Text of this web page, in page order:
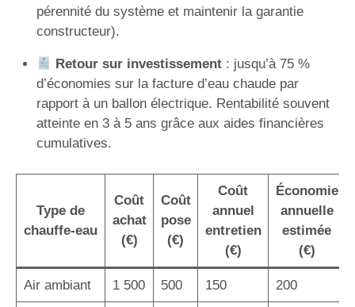
pérennité du système et maintenir la garantie
constructeur).
Retour sur investissement: jusqu’à 75 %
d’économies sur la facture d’eau chaude par
rapport à un ballon électrique. Rentabilité souvent
atteinte en 3 à 5 ans grâce aux aides financières
cumulatives.
Type de
chauffe-eau
Coût
achat
(€)
Coût
pose
(€)
Coût
annuel
entretien
(€)
Économie
annuelle
estimée
(€)
Air ambiant 1 500 500 150 200